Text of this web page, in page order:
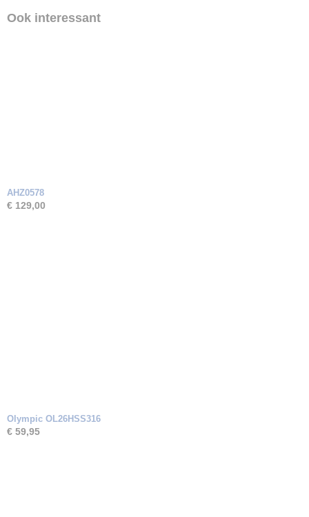
Ook interessant
AHZ0578
€ 129,00
Olympic OL26HSS316
€ 59,95